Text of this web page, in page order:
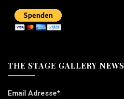
THE STAGE GALLERY NEWS
Email Adresse*